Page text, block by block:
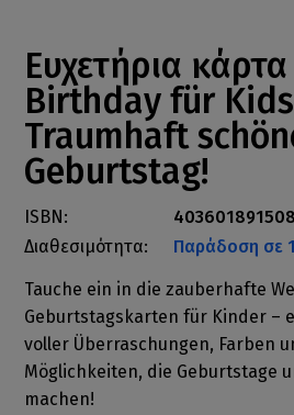
Ευχετήρια
Birthday für
Traumhaft
Geburtstag!
ISBN:
Διαθεσιμότητα:
Παράδοση σε
Tauche ein in die zauberhafte
Geburtstagskarten für Kinder –
voller Überraschungen, Farben
Möglichkeiten, die Geburtstage
machen!